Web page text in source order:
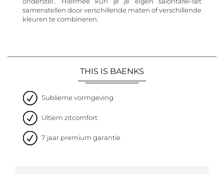
samenstellen door verschillende maten of verschillende
kleuren te combineren.
THIS IS BAENKS
Sublieme vormgeving
Ultiem zitcomfort
7 jaar premium garantie